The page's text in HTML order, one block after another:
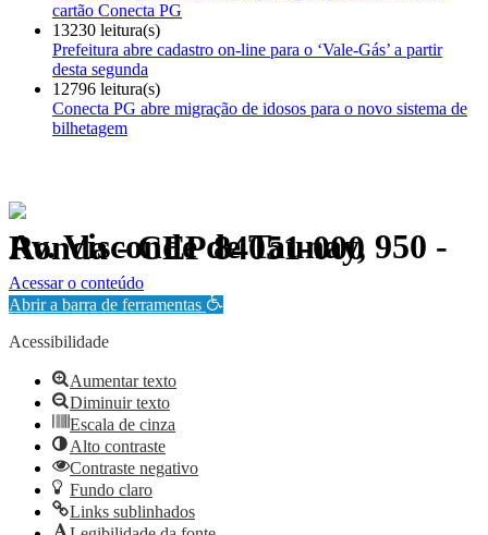
cartão Conecta PG
13230 leitura(s)
Prefeitura abre cadastro on-line para o ‘Vale-Gás’ a partir
desta segunda
12796 leitura(s)
Conecta PG abre migração de idosos para o novo sistema de
bilhetagem
Av. Visconde de Taunay, 950 - Ronda - CEP 84051-000
Política de Privacidade.
Acessar o conteúdo
Abrir a barra de ferramentas
Acessibilidade
Aumentar texto
Diminuir texto
Escala de cinza
Alto contraste
Contraste negativo
Fundo claro
Links sublinhados